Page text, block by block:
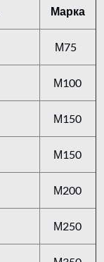
Марка
М75
М100
М150
М150
М200
М250